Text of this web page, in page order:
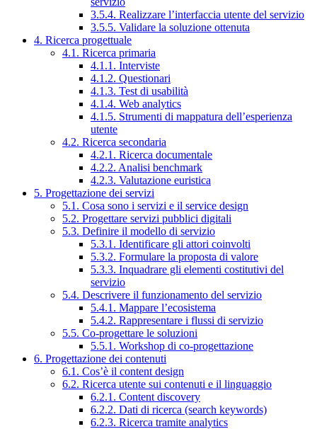
3.5.4. Realizzare l’interfaccia utente del servizio
3.5.5. Validare la soluzione ottenuta
4. Ricerca progettuale
4.1. Ricerca primaria
4.1.1. Interviste
4.1.2. Questionari
4.1.3. Test di usabilità
4.1.4. Web analytics
4.1.5. Strumenti di mappatura dell’esperienza
utente
4.2. Ricerca secondaria
4.2.1. Ricerca documentale
4.2.2. Analisi benchmark
4.2.3. Valutazione euristica
5. Progettazione dei servizi
5.1. Cosa sono i servizi e il service design
5.2. Progettare servizi pubblici digitali
5.3. Definire il modello di servizio
5.3.1. Identificare gli attori coinvolti
5.3.2. Formulare la proposta di valore
5.3.3. Inquadrare gli elementi costitutivi del
servizio
5.4. Descrivere il funzionamento del servizio
5.4.1. Mappare l’ecosistema
5.4.2. Rappresentare i flussi di servizio
5.5. Co-progettare le soluzioni
5.5.1. Workshop di co-progettazione
6. Progettazione dei contenuti
6.1. Cos’è il content design
6.2. Ricerca utente sui contenuti e il linguaggio
6.2.1. Content discovery
6.2.2. Dati di ricerca (search keywords)
6.2.3. Ricerca tramite analytics